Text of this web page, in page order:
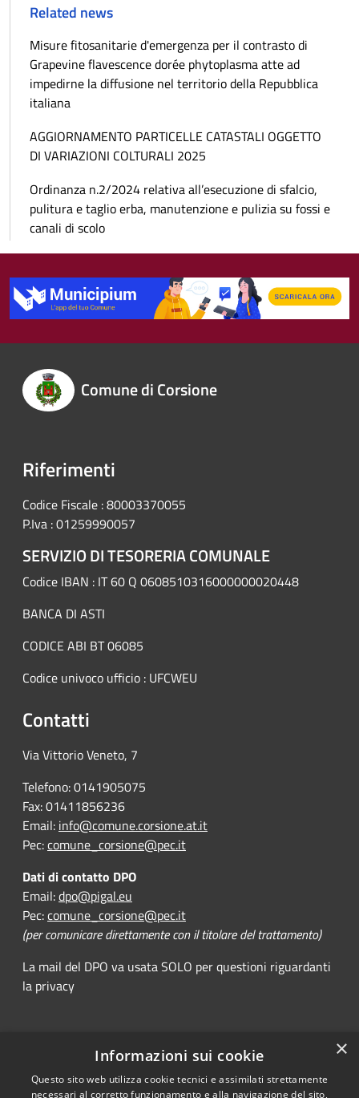
Related news
Misure fitosanitarie d'emergenza per il contrasto di
Grapevine flavescence dorée phytoplasma atte ad
impedirne la diffusione nel territorio della Repubblica
italiana
AGGIORNAMENTO PARTICELLE CATASTALI OGGETTO
DI VARIAZIONI COLTURALI 2025
Ordinanza n.2/2024 relativa all’esecuzione di sfalcio,
pulitura e taglio erba, manutenzione e pulizia su fossi e
canali di scolo
Comune di Corsione
Riferimenti
Codice Fiscale : 80003370055
P.Iva : 01259990057
SERVIZIO DI TESORERIA COMUNALE
Codice IBAN : IT 60 Q 0608510316000000020448
BANCA DI ASTI
CODICE ABI BT 06085
Codice univoco ufficio : UFCWEU
Contatti
Via Vittorio Veneto, 7
Telefono: 0141905075
Fax: 01411856236
Email: info@comune.corsione.at.it
Pec:comune_corsione@pec.it
Dati di contatto DPO
Email:dpo@pigal.eu
Pec:comune_corsione@pec.it
(per comunicare direttamente con il titolare del trattamento)
La mail del DPO va usata SOLO per questioni riguardanti
la privacy
Accessibility
Comune convenzionato
Astigov
×
Informazioni sui cookie
Questo sito web utilizza cookie tecnici e assimilati strettamente
necessari al corretto funzionamento e alla navigazione del sito,